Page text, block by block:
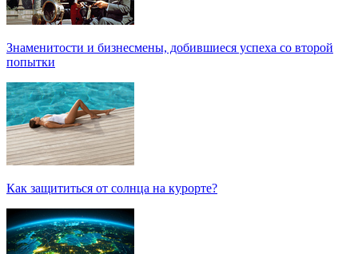
Знаменитости и бизнесмены, добившиеся успеха со второй
попытки
Как защититься от солнца на курорте?